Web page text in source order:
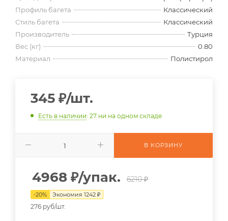
Профиль багета
Классический
Стиль багета
Классический
Производитель
Турция
Вес (кг)
0.80
Материал
Полистирол
345 ₽/шт.
Есть в наличии: 27 ни на одном складе
В КОРЗИНУ
4968 ₽/упак. 6210 ₽
-20% Экономия 1242 ₽
276 руб/шт.